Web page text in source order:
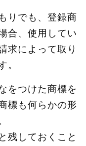
りでも、登録商
合、使用してい
求によって取り
。
をつけた商標を
標も何らかの形
残しておくこと